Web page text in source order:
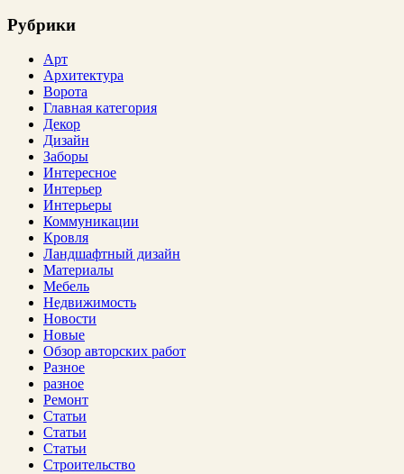
Рубрики
Арт
Архитектура
Ворота
Главная категория
Декор
Дизайн
Заборы
Интересное
Интерьер
Интерьеры
Коммуникации
Кровля
Ландшафтный дизайн
Материалы
Мебель
Недвижимость
Новости
Новые
Обзор авторских работ
Разное
разное
Ремонт
Статьи
Статьи
Статьи
Строительство